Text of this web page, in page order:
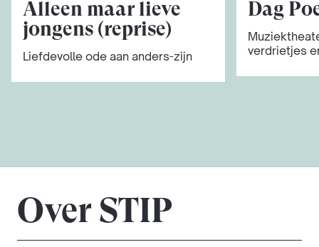
Alleen maar lieve
jongens (reprise)
Liefdevolle ode aan anders-zijn
Dag
verdrietjes
Over STIP